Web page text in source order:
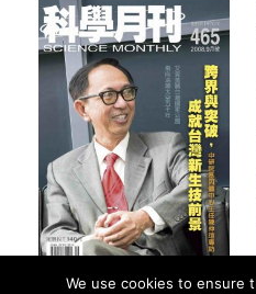
We use cookies to ensure